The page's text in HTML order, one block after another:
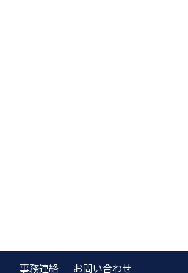
事務連絡 お問い合わせ